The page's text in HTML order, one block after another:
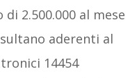
2.500.000 al mese
aderenti al
14454